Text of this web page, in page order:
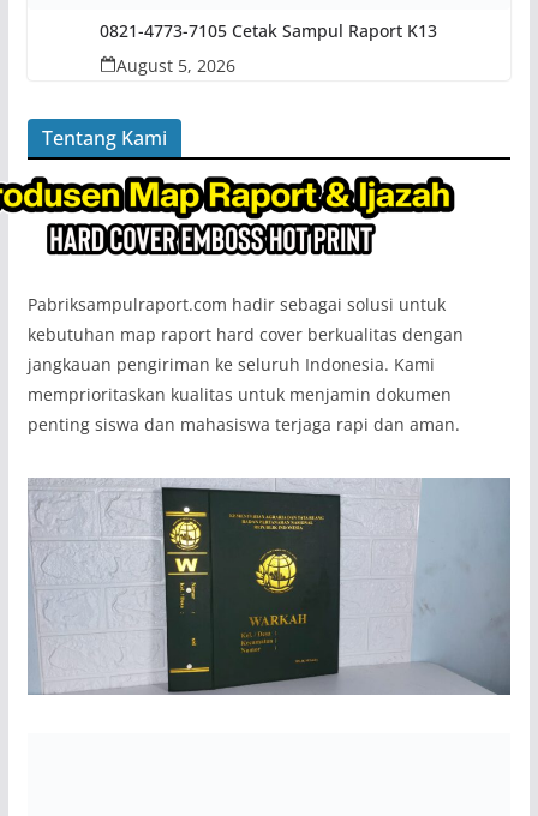
0821-4773-7105 Cetak Sampul Raport K13
August 5, 2026
Tentang Kami
Pabriksampulraport.com hadir sebagai solusi untuk
kebutuhan map raport hard cover berkualitas dengan
jangkauan pengiriman ke seluruh Indonesia. Kami
memprioritaskan kualitas untuk menjamin dokumen
penting siswa dan mahasiswa terjaga rapi dan aman.